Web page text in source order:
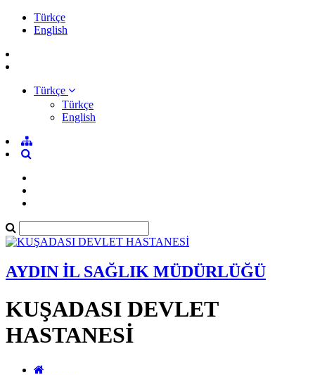
Türkçe
English
Türkçe
Türkçe
English
AYDIN İL SAĞLIK MÜDÜRLÜĞÜ
KUŞADASI DEVLET
HASTANESİ